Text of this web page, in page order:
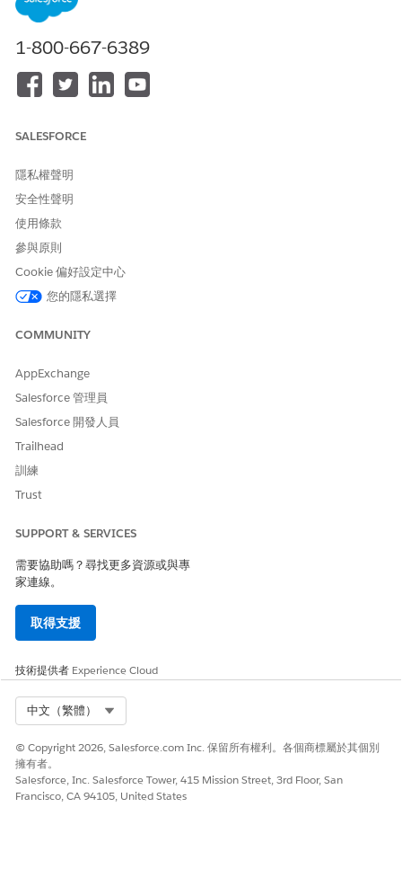
1-800-667-6389
SALESFORCE
隱私權聲明
安全性聲明
使用條款
參與原則
Cookie 偏好設定中心
您的隱私選擇
COMMUNITY
AppExchange
Salesforce 管理員
Salesforce 開發人員
Trailhead
訓練
Trust
SUPPORT & SERVICES
需要協助嗎？尋找更多資源或與專
家連線。
取得支援
技術提供者 Experience Cloud
中文（繁體）
© Copyright 2026, Salesforce.com Inc. 保留所有權利。各個商標屬於其個別
擁有者。
Salesforce, Inc. Salesforce Tower, 415 Mission Street, 3rd Floor, San
Francisco, CA 94105, United States